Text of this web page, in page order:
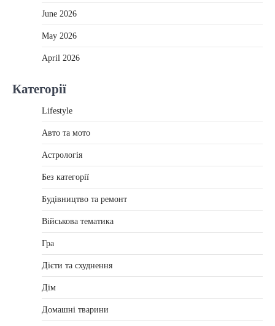
June 2026
May 2026
April 2026
Категорії
Lifestyle
Авто та мото
Астрологія
Без категорії
Будівництво та ремонт
Військова тематика
Гра
Дієти та схуднення
Дім
Домашні тварини